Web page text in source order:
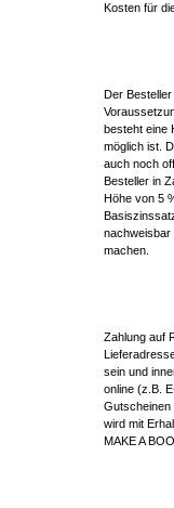
Kosten für
Der
besteht eine
möglich ist.
auch noch
Besteller in
Höhe von 5
nachweisbar
machen.
Zahlung auf
sein und
online (z.B.
Gutscheinen
wird mit
MAKE A